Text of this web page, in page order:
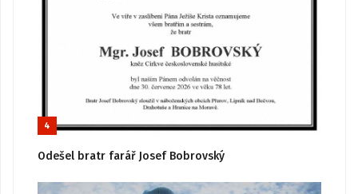
4
Odešel bratr farář Josef Bobrovský